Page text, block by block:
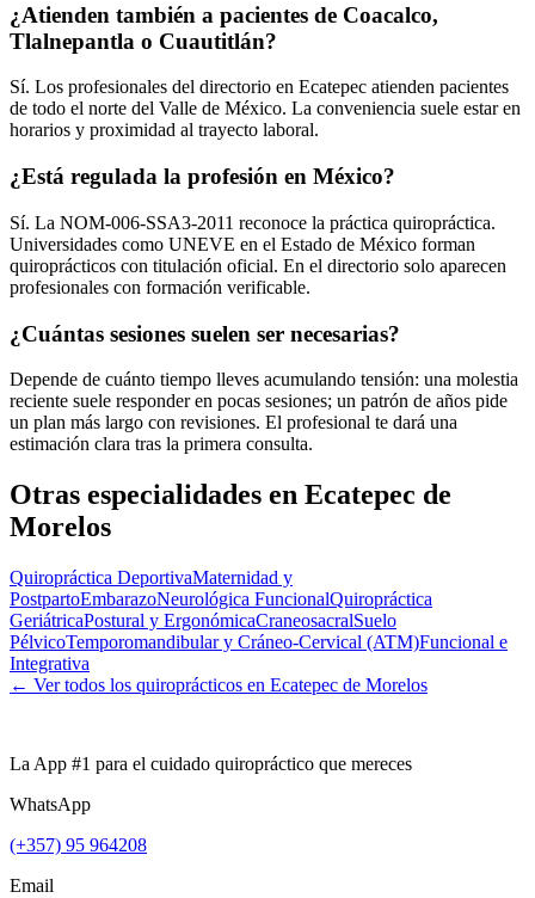
¿Atienden también a pacientes de Coacalco,
Tlalnepantla o Cuautitlán?
Sí. Los profesionales del directorio en Ecatepec atienden pacientes
de todo el norte del Valle de México. La conveniencia suele estar en
horarios y proximidad al trayecto laboral.
¿Está regulada la profesión en México?
Sí. La NOM-006-SSA3-2011 reconoce la práctica quiropráctica.
Universidades como UNEVE en el Estado de México forman
quiroprácticos con titulación oficial. En el directorio solo aparecen
profesionales con formación verificable.
¿Cuántas sesiones suelen ser necesarias?
Depende de cuánto tiempo lleves acumulando tensión: una molestia
reciente suele responder en pocas sesiones; un patrón de años pide
un plan más largo con revisiones. El profesional te dará una
estimación clara tras la primera consulta.
Otras especialidades en Ecatepec de
Morelos
Quiropráctica DeportivaMaternidad y
PostpartoEmbarazoNeurológica FuncionalQuiropráctica
GeriátricaPostural y ErgonómicaCraneosacralSuelo
PélvicoTemporomandibular y Cráneo-Cervical (ATM)Funcional e
Integrativa
← Ver todos los quiroprácticos en Ecatepec de Morelos
La App #1 para el cuidado quiropráctico que mereces
WhatsApp
(+357) 95 964208
Email